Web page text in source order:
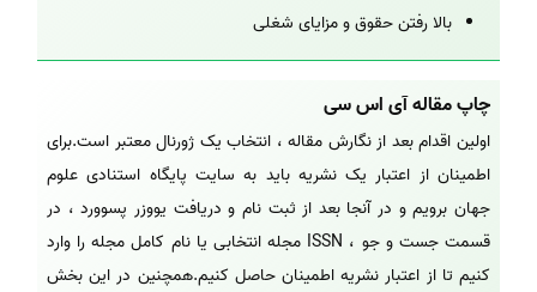
بالا رفتن حقوق و مزایای شغلی
چاپ مقاله آی اس سی
اولین اقدام بعد از نگارش مقاله ، انتخاب یک ژورنال معتبر است.برای
اطمینان از اعتبار یک نشریه باید به سایت پایگاه استنادی علوم
جهان برویم و در آنجا بعد از ثبت نام و دریافت یووزر پسوورد ، در
قسمت جست و جو ، ISSN مجله انتخابی یا نام کامل مجله را وارد
کنیم تا از اعتبار نشریه اطمینان حاصل کنیم.همچنین در این بخش